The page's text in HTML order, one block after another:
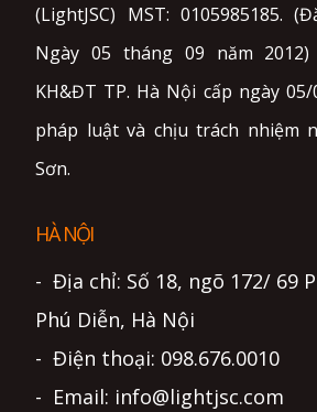
(LightJSC) MST: 0105985185.
Ngày 05 tháng 09 năm 2012)
KH&ĐT TP. Hà Nội cấp ngày
pháp luật và chịu trách nhiệm
Sơn.
HÀ NỘI
- Địa chỉ: Số 18, ngõ 172/ 69
Phú Diễn, Hà Nội
- Điện thoại: 098.676.0010
- Email: info@lightjsc.com